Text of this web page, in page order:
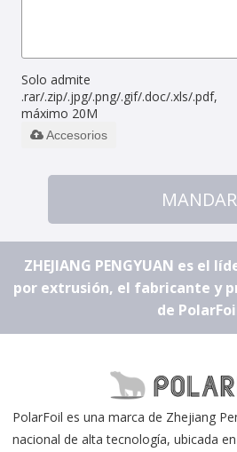
Solo admite
.rar/.zip/.jpg/.png/.gif/.doc/.xls/.pdf,
máximo 20M
Accesorios
MANDAR
ZHEJIANG PENGYUAN es el
por extrusión, el fabricante y
de
PolarFoil es una marca de Zhejiang
nacional de alta tecnología, ubicada